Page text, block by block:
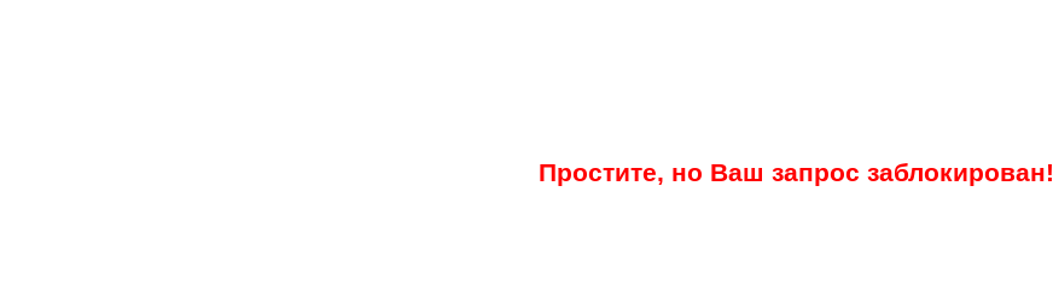
Простите, но Ваш запрос заблокирован!